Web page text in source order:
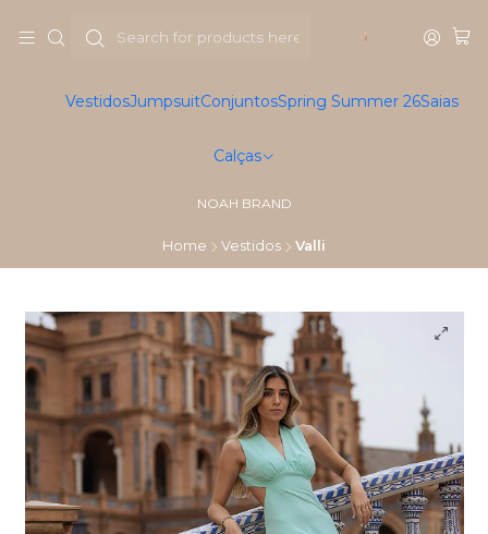
VestidosJumpsuitConjuntosSpring Summer 26Saias
Calças
NOAH BRAND
Home Vestidos Valli